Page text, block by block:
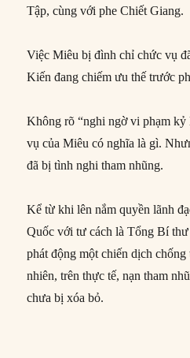
Tập, cùng với phe Chiết Giang.
Việc Miêu bị đình chỉ chức vụ
Kiến đang chiếm ưu thế trước
Không rõ “nghi ngờ vi phạm kỷ
vụ của Miêu có nghĩa là gì.
đã bị tình nghi tham nhũng.
Kể từ khi lên nắm quyền lãnh
Quốc với tư cách là Tổng Bí
phát động một chiến dịch
nhiên, trên thực tế, nạn tham
chưa bị xóa bỏ.